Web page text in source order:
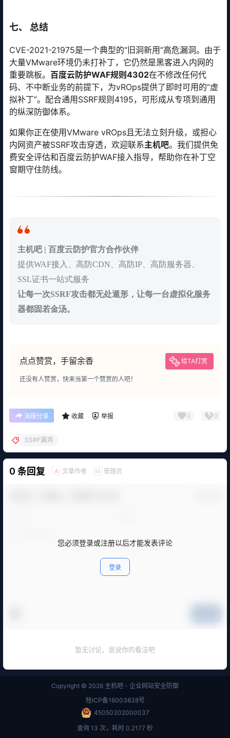
七、 总结
CVE-2021-21975是一个典型的“旧洞新用”高危漏洞。由于
大量VMware环境仍未打补丁，它仍然是黑客进入内网的
重要跳板。 百度云防护WAF规则4302在不修改任何代
码、不中断业务的前提下，为vROps提供了即时可用的“虚
拟补丁”。配合通用SSRF规则4195，可形成从专项到通用
的纵深防御体系。
如果你正在使用VMware vROps且无法立刻升级，或担心
内网资产被SSRF攻击穿透，欢迎联系主机吧。我们提供免
费安全评估和百度云防护WAF接入指导，帮助你在补丁空
窗期守住防线。
主机吧 | 百度云防护官方合作伙伴
提供WAF接入、高防CDN、高防IP、高防服务器、
SSL证书一站式服务
让每一次SSRF攻击都无处遁形，让每一台虚拟化服务
器都固若金汤。
点点赞赏，手留余香 给TA打赏
还没有人赞赏，快来当第一个赞赏的人吧！
海报分享 收藏 举报 0 0
SSRF漏洞
0 条回复 A 文章作者 M 管理员
您必须登录或注册以后才能发表评论
登录
暂无讨论，说说你的看法吧
Copyright © 2026 主机吧 - 企业网站安全防御
桂ICP备16003838号
45050302000037
查询 13 次，耗时 0.2177 秒